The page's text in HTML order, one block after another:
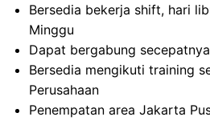
Bersedia bekerja shift, hari
Minggu
Dapat bergabung secepatnya
Bersedia mengikuti training
Perusahaan
Penempatan area Jakarta